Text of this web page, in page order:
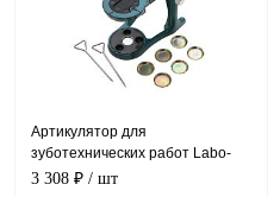
Артикулятор для
зуботехнических работ Labo-
Mate 80
3 308 ₽ / шт